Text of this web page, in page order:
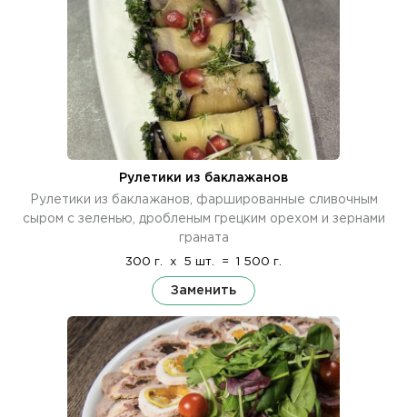
Рулетики из баклажанов
Рулетики из баклажанов, фаршированные сливочным
сыром с зеленью, дробленым грецким орехом и зернами
граната
300 г. x 5 шт. = 1 500 г.
Заменить